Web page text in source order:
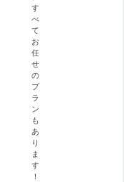
す
べ
て
お
任
せ
の
プ
ラ
ン
も
あ
り
ま
す
！